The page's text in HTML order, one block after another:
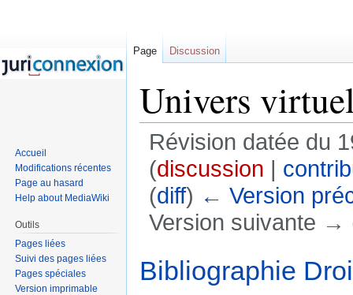
Univers
Révision datée du
(discussion |
(diff) ← Version
Version suivante →
Bibliographie
Page Discussion
Accueil
Modifications récentes
Page au hasard
Help about MediaWiki
Outils
Pages liées
Suivi des pages liées
Pages spéciales
Version imprimable